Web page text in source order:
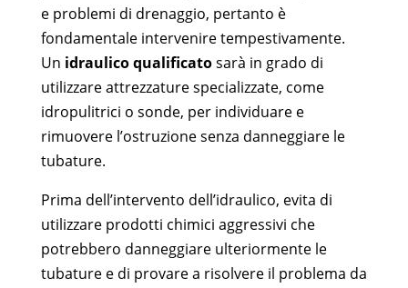
e problemi di drenaggio, pertanto è
fondamentale intervenire tempestivamente.
Un idraulico qualificatosarà in grado di
utilizzare attrezzature specializzate, come
idropulitrici o sonde, per individuare e
rimuovere l’ostruzione senza danneggiare le
tubature.
Prima dell’intervento dell’idraulico, evita di
utilizzare prodotti chimici aggressivi che
potrebbero danneggiare ulteriormente le
tubature e di provare a risolvere il problema da